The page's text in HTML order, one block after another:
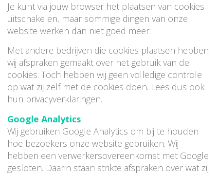
Je kunt via jouw browser het plaatsen van cookies
uitschakelen, maar sommige dingen van onze
website werken dan niet goed meer.
Met andere bedrijven die cookies plaatsen hebben
wij afspraken gemaakt over het gebruik van de
cookies. Toch hebben wij geen volledige controle
op wat zij zelf met de cookies doen. Lees dus ook
hun privacyverklaringen.
Google Analytics
Wij gebruiken Google Analytics om bij te houden
hoe bezoekers onze website gebruiken. Wij
hebben een verwerkersovereenkomst met Google
gesloten. Daarin staan strikte afspraken over wat zij